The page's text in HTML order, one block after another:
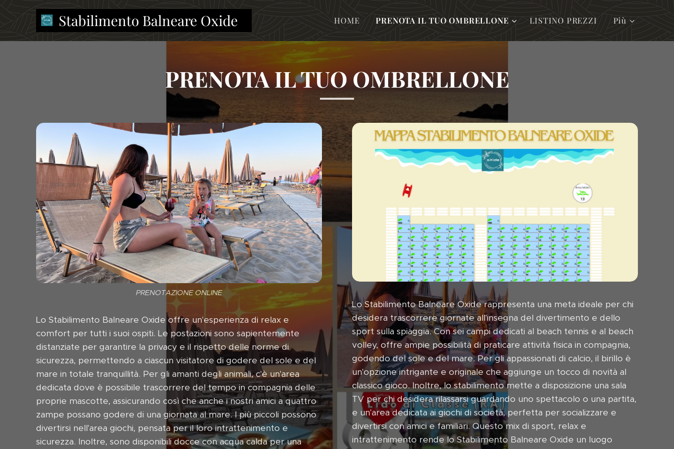
Stabilimento Balneare Oxide
OXIDE Oxide
HOME PRENOTA IL TUO OMBRELLONE LISTINO PREZZI Più
PRENOTA IL TUO OMBRELLONE
PRENOTAZIONE ONLINE
Lo Stabilimento Balneare Oxide offre un'esperienza di relax e
comfort per tutti i suoi ospiti. Le postazioni sono sapientemente
distanziate per garantire la privacy e il rispetto delle norme di
sicurezza, permettendo a ciascun visitatore di godere del sole e del
mare in totale tranquillità. Per gli amanti degli animali, c'è un'area
dedicata dove è possibile trascorrere del tempo in compagnia delle
proprie mascotte, assicurando così che anche i nostri amici a quattro
zampe possano godere di una giornata al mare. I più piccoli possono
divertirsi nell'area giochi, pensata per il loro intrattenimento e
sicurezza. Inoltre, sono disponibili docce con acqua calda per una
Lo Stabilimento Balneare Oxide rappresenta una meta ideale per chi
desidera trascorrere giornate all'insegna del divertimento e dello
sport sulla spiaggia. Con sei campi dedicati al beach tennis e al beach
volley, offre ampie possibilità di praticare attività fisica in compagnia,
godendo del sole e del mare. Per gli appassionati di calcio, il birillo è
un'opzione intrigante e originale che aggiunge un tocco di novità al
classico gioco. Inoltre, lo stabilimento mette a disposizione una sala
TV per chi desidera rilassarsi guardando uno spettacolo o una partita,
e un'area dedicata ai giochi di società, perfetta per socializzare e
divertirsi con amici e familiari. Questo mix di sport, relax e
intrattenimento rende lo Stabilimento Balneare Oxide un luogo